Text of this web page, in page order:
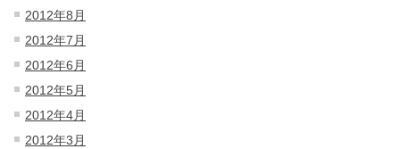
2012年8月
2012年7月
2012年6月
2012年5月
2012年4月
2012年3月